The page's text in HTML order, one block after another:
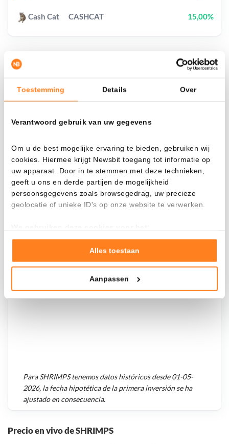
Toestemming Details Over
Verantwoord gebruik van uw gegevens
Om u de best mogelijke ervaring te bieden, gebruiken wij
cookies. Hiermee krijgt Newsbit toegang tot informatie op
uw apparaat. Door in te stemmen met deze technieken,
geeft u ons en derde partijen de mogelijkheid
persoonsgegevens zoals browsegedrag, uw precieze
geolocatie of unieke ID's op onze website te verwerken.
Goed laten functioneren van deze website
Verzamelen van gebruiksstatistieken
Tonen en meten van relevante advertenties
Klik hieronder om ons toestemming te geven om deze
Alles toestaan
Aanpassen
Precio en vivo de SHRIMPS
Mira cuánto valor tendrías hoy si hubieras
aplicado el dollar-cost averaging en distintas
Cada
Valor total
$345,94
ParaSHRIMPStenemos datos históricos desde01-05-
2026, la fecha hipotética de la primera inversión se ha
ajustado en consecuencia.
Cash Cat CASHCAT 15,00%